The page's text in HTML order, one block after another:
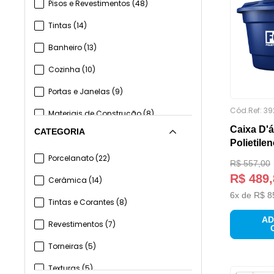
Pisos e Revestimentos (48)
Tintas (14)
Banheiro (13)
Cozinha (10)
Portas e Janelas (9)
Materiais de Construção(8)
Ferramentas
Iluminação (6)
Decoração(6)
Hidráulica(3)
CATEGORIA
Porcelanato (22)
Cerâmica (14)
Tintas e Corantes (8)
Revestimentos (7)
Torneiras (5)
Texturas(5)
Cód.Ref:
Caixa
R$ 557,00
R$ 489,
6x de R$